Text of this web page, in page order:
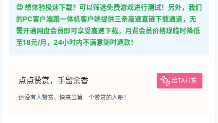
😍 想体验极速下载？可以筛选免费游戏进行测试！另外，我们
的PC客户端跟一体机客户端提供三条高速直链下载通道，无
需开通网盘会员即可享受高速下载。月费会员价格现临时降低
至18元/月，24小时内不满意随时退款！
点点赞赏，手留余香 给TA打赏
还没有人赞赏，快来当第一个赞赏的人吧！